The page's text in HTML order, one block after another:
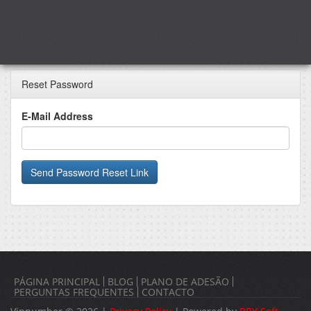
Reset Password
E-Mail Address
Send Password Reset Link
PÁGINA PRINCIPAL BLOG PLANO DE ADESÃO
PERGUNTAS FREQUENTES
CONTACTO